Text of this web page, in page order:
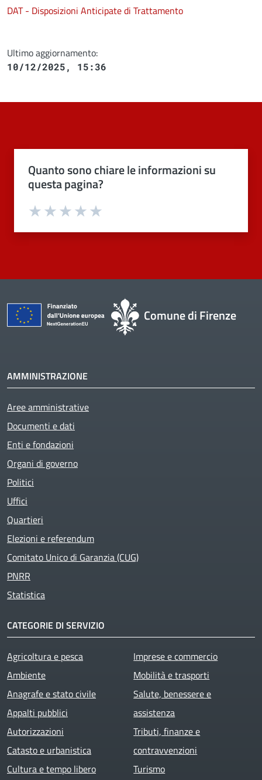
DAT - Disposizioni Anticipate di Trattamento
Ultimo aggiornamento:
10/12/2025, 15:36
Quanto sono chiare le informazioni su
questa pagina?
Valuta 4 stelle su 5
Valuta 3 stelle su 5
Valuta 2 stelle su 5
Valuta 1 stelle su 5
Comune di Firenze
AMMINISTRAZIONE
Aree amministrative
Documenti e dati
Enti e fondazioni
Organi di governo
Politici
Uffici
Quartieri
Elezioni e referendum
Comitato Unico di Garanzia (CUG)
PNRR
Statistica
CATEGORIE DI SERVIZIO
Agricoltura e pesca
Ambiente
Anagrafe e stato civile
Appalti pubblici
Autorizzazioni
Catasto e urbanistica
Cultura e tempo libero
Imprese e commercio
Mobilità e trasporti
Salute, benessere e
assistenza
Tributi, finanze e
contravvenzioni
Turismo